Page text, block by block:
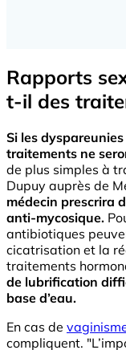
Rapports
t-il des
Si les
traitements ne
de plus simples à
Dupuy auprès de
médecin prescrira
anti-mycosique.
antibiotiques
cicatrisation et la
traitements
de lubrification
base d’eau.
En cas de
compliquent.